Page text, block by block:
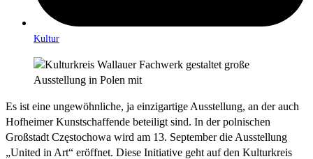
Kultur
Es ist eine ungewöhnliche, ja einzigartige Ausstellung, an der auch
Hofheimer Kunstschaffende beteiligt sind. In der polnischen
Großstadt Częstochowa wird am 13. September die Ausstellung
„United in Art“ eröffnet. Diese Initiative geht auf den Kulturkreis